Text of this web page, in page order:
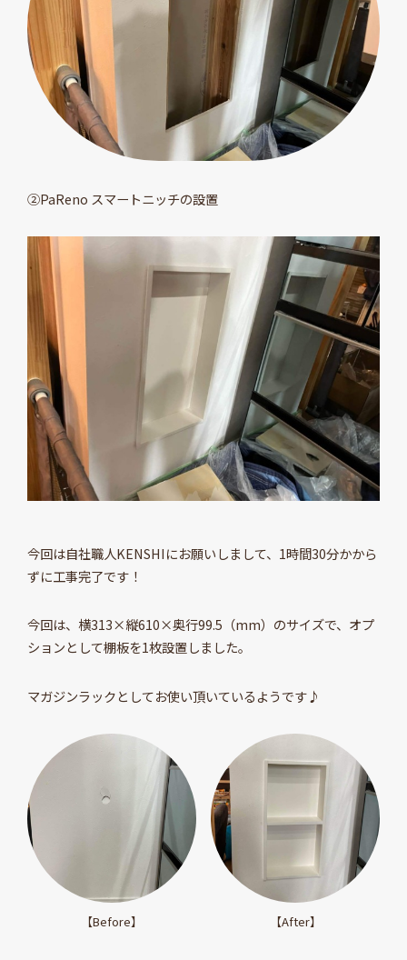
②PaReno スマートニッチの設置
今回は自社職人KENSHIにお願いしまして、1時間30分かから
ずに工事完了です！
今回は、横313×縦610×奥行99.5（mm）のサイズで、オプ
ションとして棚板を1枚設置しました。
マガジンラックとしてお使い頂いているようです♪
【Before】 【After】